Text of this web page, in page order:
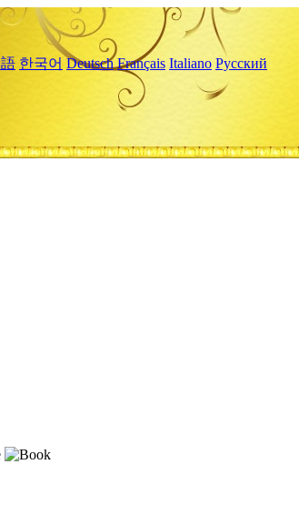
한국어 Deutsch Français Italiano Русский